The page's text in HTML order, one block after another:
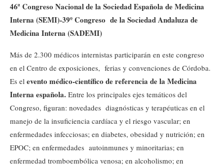
46ª Congreso Nacional de la Sociedad Española de Medicina
Interna (SEMI)-39º Congreso de la Sociedad Andaluza de
Medicina Interna (SADEMI)
Más de 2.300 médicos internistas participarán en este congreso
en el Centro de exposiciones, ferias y convenciones de Córdoba.
Es el evento médico-científico de referencia de la Medicina
Interna española. Entre los principales ejes temáticos del
Congreso, figuran: novedades diagnósticas y terapéuticas en el
manejo de la insuficiencia cardíaca y el riesgo vascular; en
enfermedades infecciosas; en diabetes, obesidad y nutrición; en
EPOC; en enfermedades autoinmunes y minoritarias; en
enfermedad tromboembólica venosa; en alcoholismo; en